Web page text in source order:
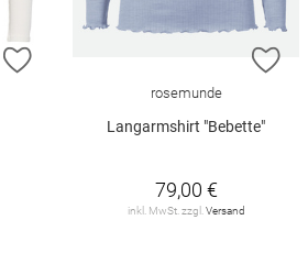
ZUR WUNSCHLISTE HINZUFÜGEN
rosemunde
Langarmshirt "Bebette"
79,00 €
inkl. MwSt. zzgl. Versand